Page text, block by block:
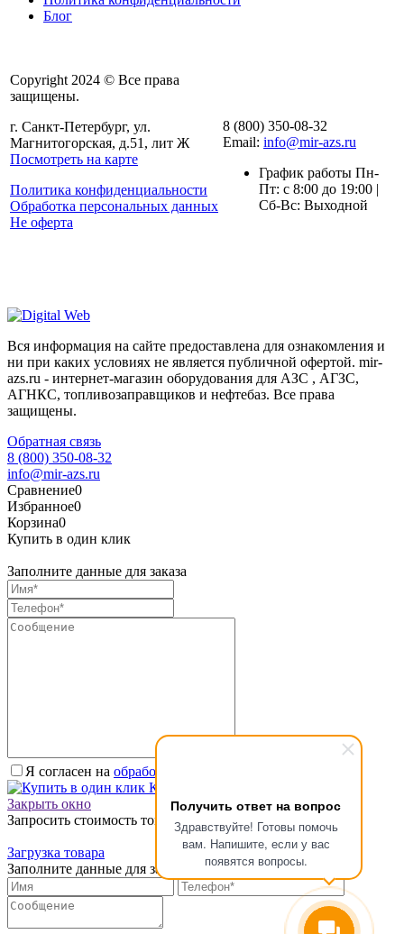
Получить ответ на вопрос
Здравствуйте! Готовы помочь
вам. Напишите, если у вас
появятся вопросы.
Блог
Copyright 2024 © Все права
защищены.
г. Санкт-Петербург, ул.
Магнитогорская, д.51, лит Ж
Посмотреть на карте
Политика конфиденциальности
Обработка персональных данных
Не оферта
8 (800) 350-08-32
Email: info@mir-azs.ru
График работы Пн-
Пт: с 8:00 до 19:00 |
Сб-Вс: Выходной
Вся информация на сайте предоставлена для ознакомления и
ни при каких условиях не является публичной офертой. mir-
azs.ru - интернет-магазин оборудования для АЗС , АГЗС,
АГНКС, топливозаправщиков и нефтебаз. Все права
защищены.
Обратная связь
8 (800) 350-08-32
info@mir-azs.ru
Сравнение0
Избранное0
Корзина0
Купить в один клик
Заполните данные для заказа
Я согласен на обработку персональных данных.
Купить в один клик
Закрыть окно
Запросить стоимость товара
Загрузка товара
Заполните данные для запроса цены